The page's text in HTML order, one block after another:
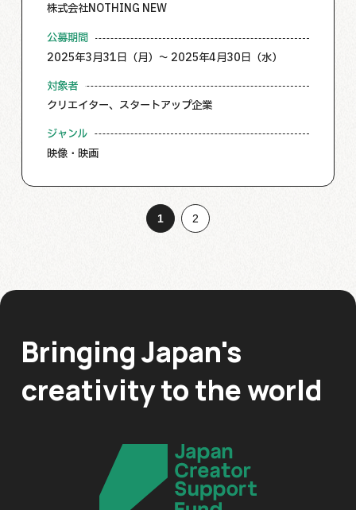
株式会社NOTHING NEW
公募期間
2025年3月31日（月）～ 2025年4月30日（水）
対象者
クリエイター、スタートアップ企業
ジャンル
映像・映画
1 2
Bringing Japan's
creativity to the world